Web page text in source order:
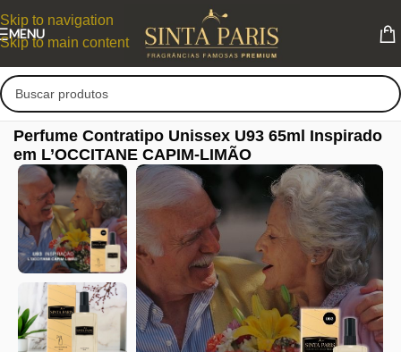
Skip to navigation
Skip to main content
MENU
Perfume Contratipo Unissex U93 65ml Inspirado
em L’OCCITANE CAPIM-LIMÃO